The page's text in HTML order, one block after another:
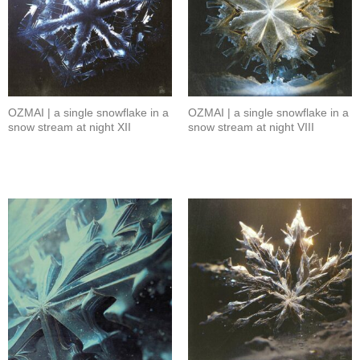
OZMAI | a single snowflake in a
snow stream at night XII
OZMAI | a single snowflake in a
snow stream at night VIII